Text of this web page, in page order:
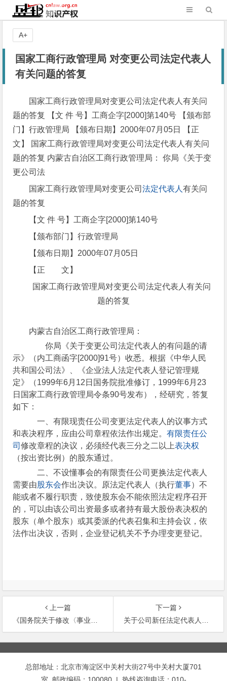
国家工商行政管理局 对变更公司法定代表人
有关问题的答复
国家工商行政管理局对变更公司法定代表人有关问
题的答复 【文 件 号】工商企字[2000]第140号 【颁布部
门】行政管理局 【颁布日期】2000年07月05日 【正
文】 国家工商行政管理局对变更公司法定代表人有关问
题的答复 内蒙古自治区工商行政管理局： 你局《关于变
更公司法
国家工商行政管理局对变更公司法定代表人有关问
题的答复
【文 件 号】工商企字[2000]第140号
【颁布部门】行政管理局
【颁布日期】2000年07月05日
【正 文】
国家工商行政管理局对变更公司法定代表人有关问
题的答复
内蒙古自治区工商行政管理局：
你局《关于变更公司法定代表人的有问题的请
示》（内工商函字[2000]91号）收悉。根据《中华人民
共和国公司法》、《企业法人法定代表人登记管理规
定》（1999年6月12日国务院批准修订，1999年6月23
日国家工商行政管理局令条90号发布），经研究，答复
如下：
一、有限现责任公司变更法定代表人的议事方式
和表决程序，应由公司章程依法作出规定。有限责任公
司修改章程的决议，必须经代表三分之二以上表决权
（按出资比例）的股东通过。
二、不设懂事会的有限责任公司更换法定代表人
需要由股东会作出决议。原法定代表人（执行董事）不
能或者不履行职责，致使股东会不能依照法定程序召开
的，可以由该公司出资最多或者持有最大股份表决权的
股东（单个股东）或其委派的代表召集和主持会议，依
法作出决议，否则，企业登记机关不予办理变更登记。
A+
上一篇
《国务院关于修改〈事业单位登记管理暂行条例〉的决定》
下一篇
关于公司新任法定代表人签署的同时变更公司法定代表人和公司名称的变更登记申请书是否有效的答复
文
章
总部地址：北京市海淀区中关村大街27号中关村大厦701